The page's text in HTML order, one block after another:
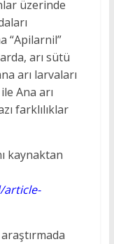
üzerinde
“Apilarnil”
arı sütü
arı larvaları
Ana arı
farklılıklar